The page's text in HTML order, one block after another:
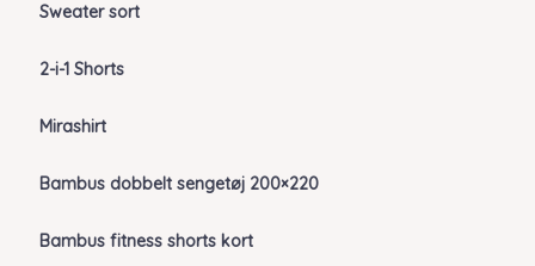
Sweater sort
2-i-1 Shorts
Mirashirt
Bambus dobbelt sengetøj 200×220
Bambus fitness shorts kort